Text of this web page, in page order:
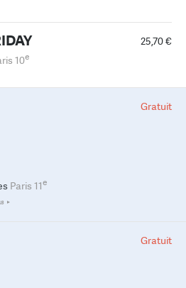
25,70 €
10e
Gratuit
Paris 11e
Gratuit